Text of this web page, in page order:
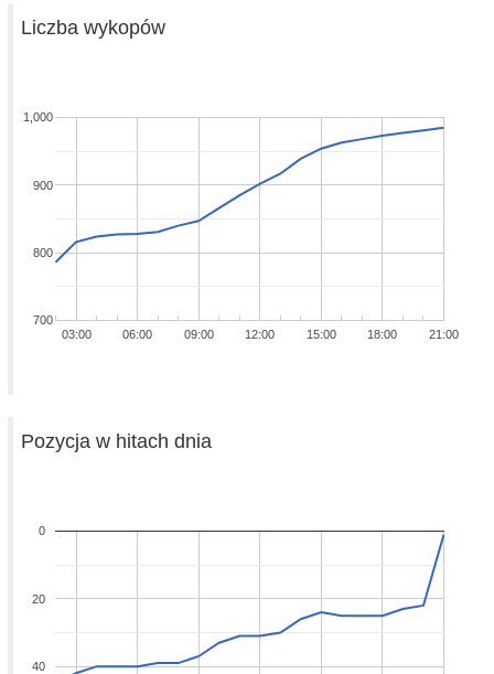
Liczba wykopów
03:00 06:00 09:00 12:00 15:00 18:00 21:00
700
800
900
1,000
Pozycja w hitach dnia
0
20
40